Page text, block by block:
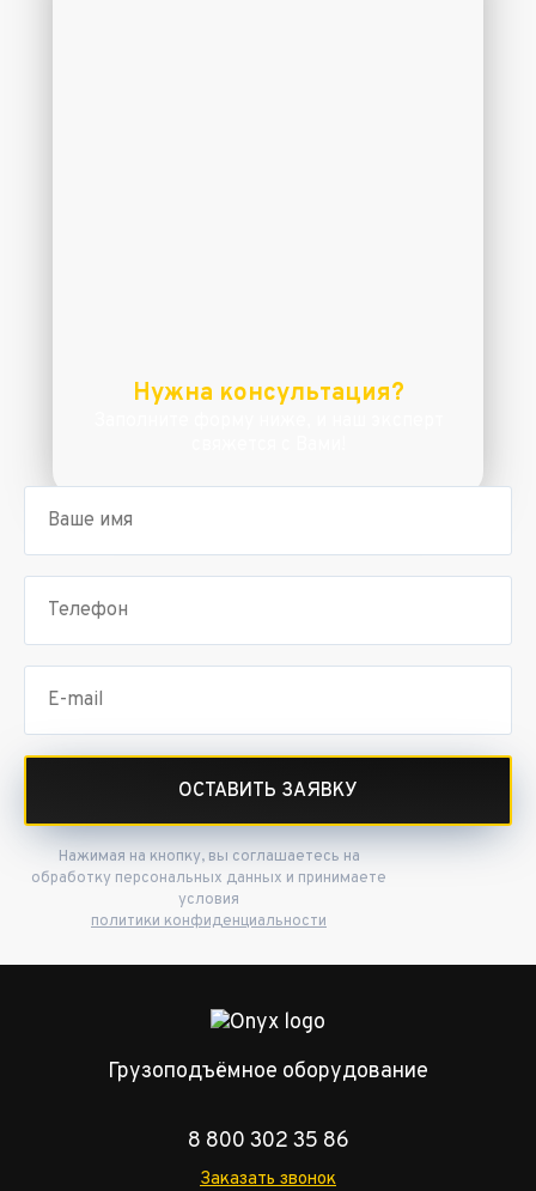
Нужна консультация?
ОСТАВИТЬ ЗАЯВКУ
Нажимая на кнопку, вы соглашаетесь на
обработку персональных данных и принимаете
условия
политики конфиденциальности
Грузоподъёмное оборудование
8 800 302 35 86
Заказать звонок